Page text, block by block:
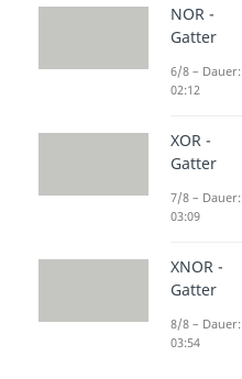
NOR -
Gatter
6/8 – Dauer:
02:12
XOR -
Gatter
7/8 – Dauer:
03:09
XNOR -
Gatter
8/8 – Dauer:
03:54